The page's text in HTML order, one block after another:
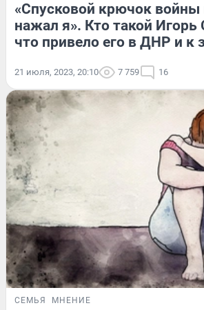
«Спусковой крючок войны
нажал я». Кто такой Игорь
что привело его в ДНР и к
21 июля, 2023, 20:10 7 759 16
СЕМЬЯ МНЕНИЕ